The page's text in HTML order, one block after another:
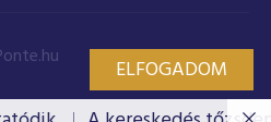
ELFOGADOM